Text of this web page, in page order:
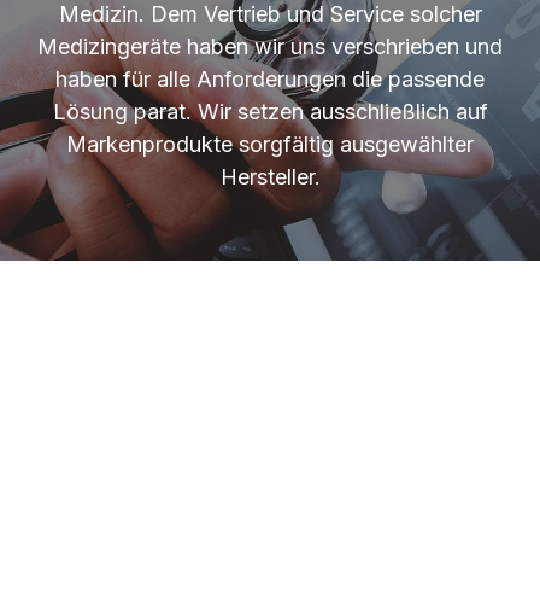
Medizin. Dem Vertrieb und Service solcher
Medizingeräte haben wir uns verschrieben und
haben für alle Anforderungen die passende
Lösung parat. Wir setzen ausschließlich auf
Markenprodukte sorgfältig ausgewählter
Hersteller.